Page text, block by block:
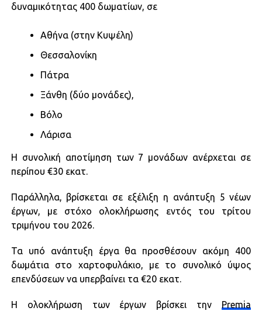
δυναμικότητας 400 δωματίων, σε
Αθήνα (στην Κυψέλη)
Θεσσαλονίκη
Πάτρα
Ξάνθη (δύο μονάδες),
Βόλο
Λάρισα
Η συνολική αποτίμηση των 7 μονάδων ανέρχεται σε
περίπου €30 εκατ.
Παράλληλα, βρίσκεται σε εξέλιξη η ανάπτυξη 5 νέων
έργων, με στόχο ολοκλήρωσης εντός του τρίτου
τριμήνου του 2026.
Τα υπό ανάπτυξη έργα θα προσθέσουν ακόμη 400
δωμάτια στο χαρτοφυλάκιο, με το συνολικό ύψος
επενδύσεων να υπερβαίνει τα €20 εκατ.
Η ολοκλήρωση των έργων βρίσκει την Premia